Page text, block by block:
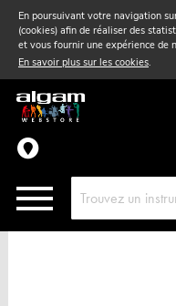
En poursuivant votre navigation
(cookies) afin de réaliser des
et vous fournir une expérience de
En savoir plus sur les cookies.
Vent& Violon
Accessoires
Pièces détachées